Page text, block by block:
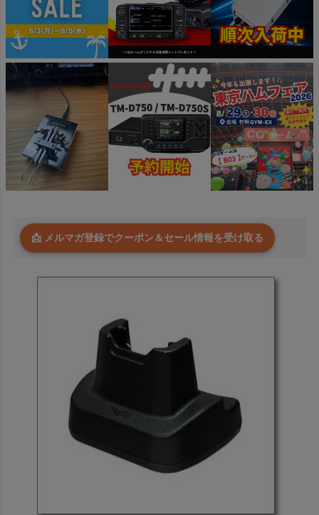
📩 メルマガ登録でクーポン＆セール情報を受け取る